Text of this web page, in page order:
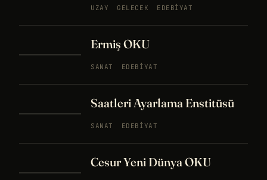
UZAY GELECEK EDEBIYAT
Ermiş OKU
SANAT EDEBIYAT
Saatleri Ayarlama Enstitüsü
SANAT EDEBIYAT
Cesur Yeni Dünya OKU